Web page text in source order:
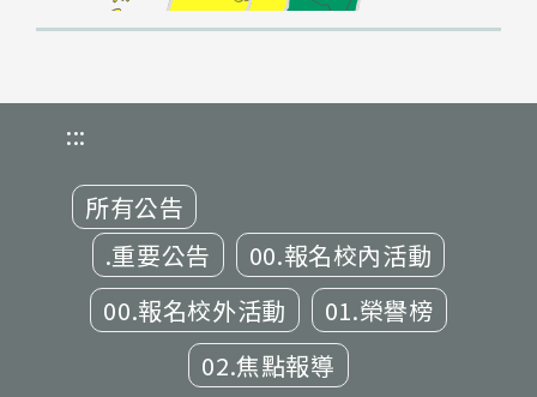
:::
所有公告
.重要公告
00.報名校內活動
00.報名校外活動
01.榮譽榜
02.焦點報導